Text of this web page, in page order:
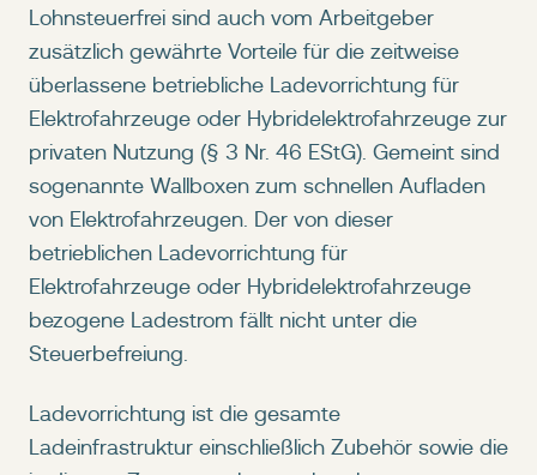
Lohnsteuerfrei sind auch vom Arbeitgeber
zusätzlich gewährte Vorteile für die zeitweise
überlassene betriebliche Ladevorrichtung für
Elektrofahrzeuge oder Hybridelektrofahrzeuge zur
privaten Nutzung (§ 3 Nr. 46 EStG). Gemeint sind
sogenannte Wallboxen zum schnellen Aufladen
von Elektrofahrzeugen. Der von dieser
betrieblichen Ladevorrichtung für
Elektrofahrzeuge oder Hybridelektrofahrzeuge
bezogene Ladestrom fällt nicht unter die
Steuerbefreiung.
Ladevorrichtung ist die gesamte
Ladeinfrastruktur einschließlich Zubehör sowie die